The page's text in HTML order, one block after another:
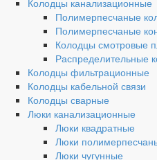
Колодцы канализационные
Полимерпесчаные
Полимерпесчаные
Колодцы смотровые
Распределительные
Колодцы фильтрационные
Колодцы кабельной связи
Колодцы сварные
Люки канализационные
Люки квадратные
Люки
Люки чугунные